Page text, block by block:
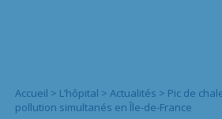
Accueil > L’hôpital > Actualités > Pic de
pollution simultanés en Île-de-France